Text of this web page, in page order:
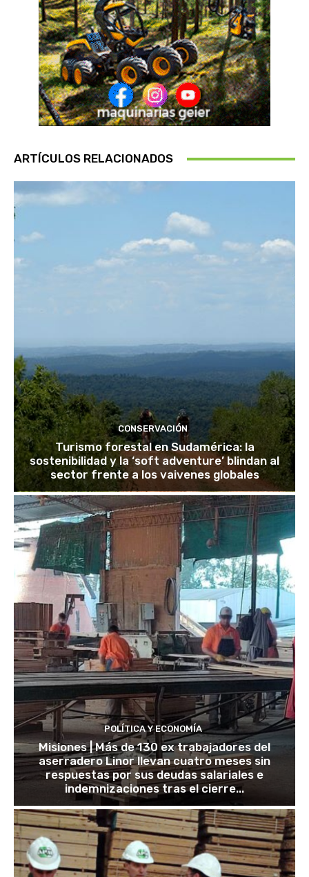
ARTÍCULOS RELACIONADOS
CONSERVACIÓN
Turismo forestal en Sudamérica: la
sostenibilidad y la ‘soft adventure’ blindan al
sector frente a los vaivenes globales
POLÍTICA Y ECONOMÍA
Misiones | Más de 130 ex trabajadores del
aserradero Linor llevan cuatro meses sin
respuestas por sus deudas salariales e
indemnizaciones tras el cierre...